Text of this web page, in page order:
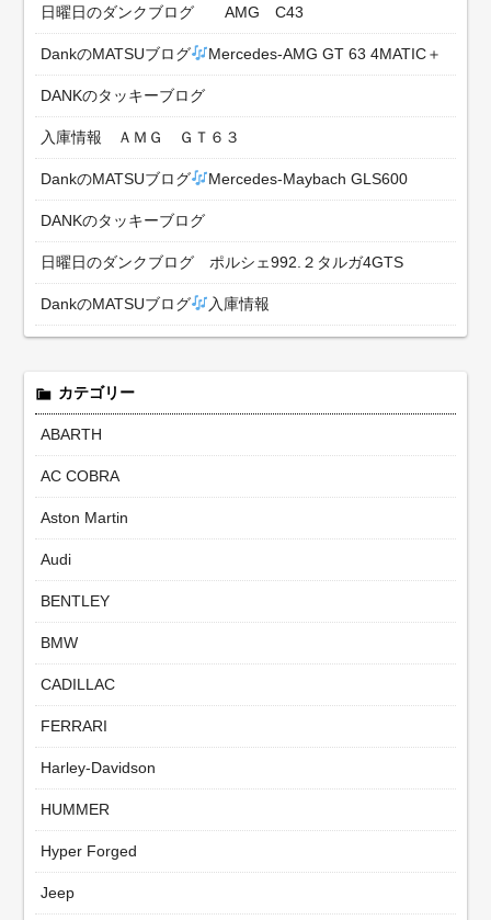
日曜日のダンクブログ AMG C43
DankのMATSUブログ Mercedes-AMG GT 63 4MATIC＋
DANKのタッキーブログ
入庫情報 ＡＭＧ ＧＴ６３
DankのMATSUブログ Mercedes-Maybach GLS600
DANKのタッキーブログ
日曜日のダンクブログ ポルシェ992.２タルガ4GTS
DankのMATSUブログ 入庫情報
カテゴリー
ABARTH
AC COBRA
Aston Martin
Audi
BENTLEY
BMW
CADILLAC
FERRARI
Harley-Davidson
HUMMER
Hyper Forged
Jeep